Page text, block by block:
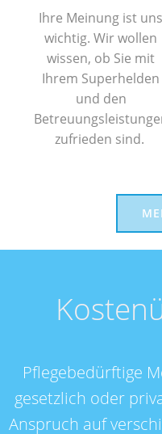
Ihre Meinung ist uns
wichtig. Wir wollen
wissen, ob Sie mit
Ihrem Superhelden
und den
zufrieden sind.
Pflegebedürftige
gesetzlich oder
Anspruch auf